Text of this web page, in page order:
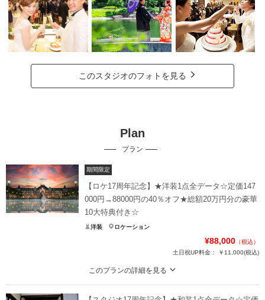
このスタジオのフォトを見る
Plan
プラン
期間限定
【ロケ17周年記念】★洋装1点全データ☆定価147
000円→88000円の40％オフ★総額20万円分の豪華
10大特典付き☆
洋装 ロケーション
¥88,000 （税込）
土日祝UP料金：
￥11,000(税込)
このプランの詳細を見る
【8月15日までの初回オンライン相談成約＆12月28日までの撮影】ロケ撮影場
所は自由に選択可能！家族の同行もスマホ撮影もOK